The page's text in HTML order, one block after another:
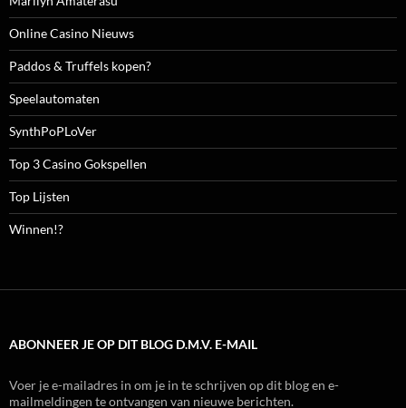
Online Casino Nieuws
Paddos & Truffels kopen?
Speelautomaten
SynthPoPLoVer
Top 3 Casino Gokspellen
Top Lijsten
Winnen!?
ABONNEER JE OP DIT BLOG D.M.V. E-MAIL
Voer je e-mailadres in om je in te schrijven op dit blog en e-
mailmeldingen te ontvangen van nieuwe berichten.